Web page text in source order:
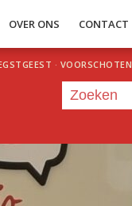
OVER ONS CONTACT
· VOORSCHOTEN